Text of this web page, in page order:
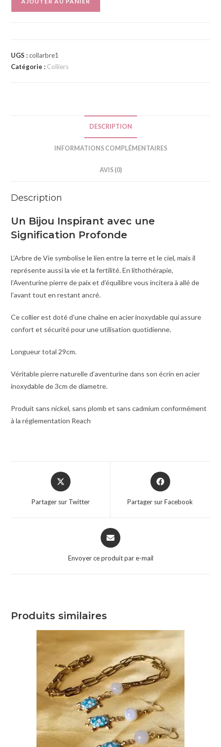
UGS :collarbre1
Catégorie : Colliers
DESCRIPTION
INFORMATIONS COMPLÉMENTAIRES
AVIS (0)
Description
Un Bijou Inspirant avec une
Signification Profonde
L’Arbre de Vie symbolise le lien entre la terre et le ciel, mais il
représente aussi la vie et la fertilité. En lithothérapie,
l’Aventurine pierre de paix et d’équilibre vous incitera à allé de
l’avant tout en restant ancré.
Ce collier est doté d’une chaîne en acier inoxydable qui assure
confort et sécurité pour une utilisation quotidienne.
Longueur total 29cm.
Véritable pierre naturelle d’aventurine dans son écrin en acier
inoxydable de 3cm de diametre.
Produit sans nickel, sans plomb et sans cadmium conformément
à la réglementation Reach
Partager sur Twitter Partager sur Facebook
Envoyer ce produit par e-mail
Produits similaires